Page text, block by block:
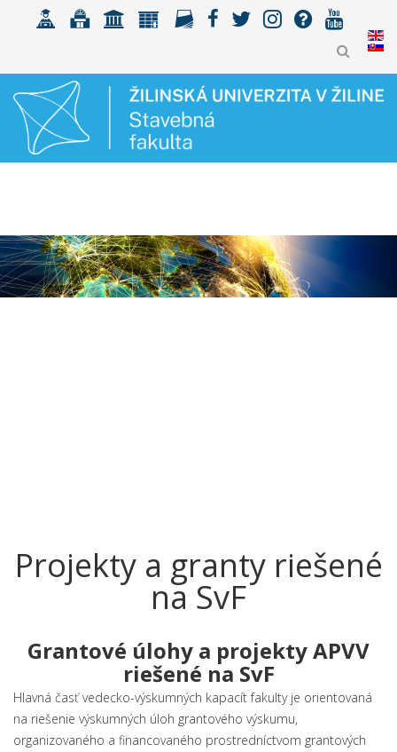
Projekty a granty riešené
na SvF
Grantové úlohy a projekty APVV
riešené na SvF
Hlavná časť vedecko-výskumných kapacít fakulty je orientovaná
na riešenie výskumných úloh grantového výskumu,
organizovaného a financovaného prostredníctvom grantových